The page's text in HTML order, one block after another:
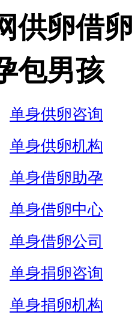
供卵借卵
包男孩
单身供卵咨询
单身供卵机构
单身借卵助孕
单身借卵中心
单身借卵公司
单身捐卵咨询
单身捐卵机构